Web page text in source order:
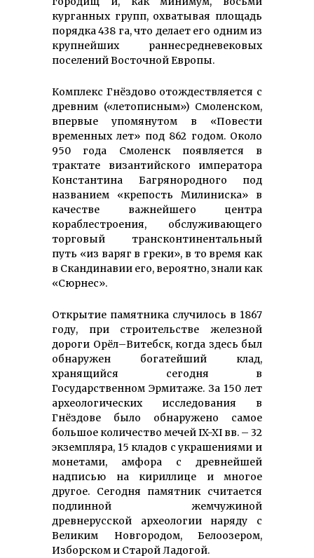
курганных групп, охватывая площадь
порядка 438 га, что делает его одним из
крупнейших раннесредневековых
поселений Восточной Европы.
Комплекс Гнёздово отождествляется с
древним («летописным») Смоленском,
впервые упомянутом в «Повести
временных лет» под 862 годом. Около
950 года Смоленск появляется в
трактате византийского императора
Константина Багрянородного под
названием «крепость Милиниска» в
качестве важнейшего центра
кораблестроения, обслуживающего
торговый трансконтинентальный
путь «из варяг в греки», в то время как
в Скандинавии его, вероятно, знали как
«Сюрнес».
Открытие памятника случилось в 1867
году, при строительстве железной
дороги Орёл–Витебск, когда здесь был
обнаружен богатейший клад,
хранящийся сегодня в
Государственном Эрмитаже. За 150 лет
археологических исследования в
Гнёздове было обнаружено самое
большое количество мечей IX-XI вв. – 32
экземпляра, 15 кладов с украшениями и
монетами, амфора с древнейшей
надписью на кириллице и многое
другое. Сегодня памятник считается
подлинной жемчужиной
древнерусской археологии наряду с
Великим Новгородом, Белоозером,
Изборском и Старой Ладогой.